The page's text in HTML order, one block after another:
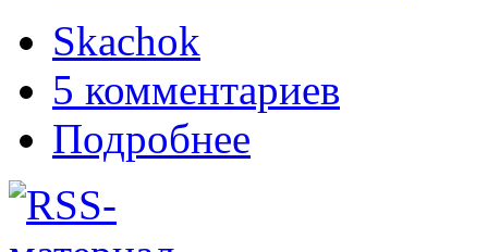
Skachok
5 комментариев
Подробнее